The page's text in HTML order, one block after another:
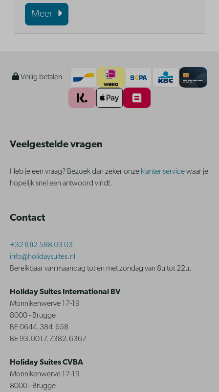
Meer
Veilig betalen
Veelgestelde vragen
Heb je een vraag? Bezoek dan zeker onze klantenservicewaar je
hopelijk snel een antwoord vindt.
Contact
+32 (0)2 588 03 03
info@holidaysuites.nl
Bereikbaar van maandag tot en met zondag van 8u tot 22u.
Holiday Suites International BV
Monnikenwerve 17-19
8000 - Brugge
BE 0644.384.658
BE 93.0017.7382.6367
Holiday Suites CVBA
Monnikenwerve 17-19
8000 - Brugge